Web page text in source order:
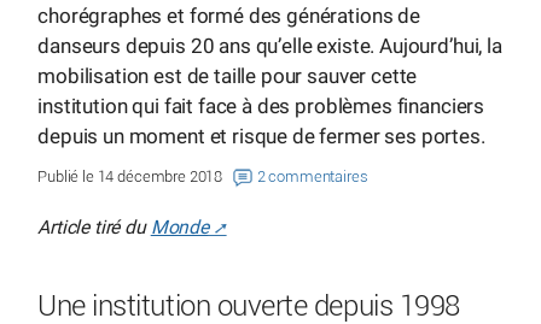
chorégraphes et formé des générations de
danseurs depuis 20 ans qu’elle existe. Aujourd’hui, la
mobilisation est de taille pour sauver cette
institution qui fait face à des problèmes financiers
depuis un moment et risque de fermer ses portes.
Publié le 14 décembre 2018 2 commentaires
Article tiré du Monde
Une institution ouverte depuis 1998